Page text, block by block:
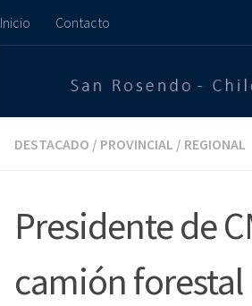
Saltar al contenido
Inicio Contacto
DESTACADO / PROVINCIAL / REGIONAL
Presidente de
camión forestal